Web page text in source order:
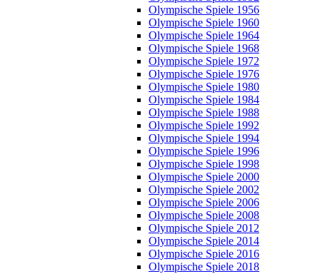
Olympische Spiele 1956
Olympische Spiele 1960
Olympische Spiele 1964
Olympische Spiele 1968
Olympische Spiele 1972
Olympische Spiele 1976
Olympische Spiele 1980
Olympische Spiele 1984
Olympische Spiele 1988
Olympische Spiele 1992
Olympische Spiele 1994
Olympische Spiele 1996
Olympische Spiele 1998
Olympische Spiele 2000
Olympische Spiele 2002
Olympische Spiele 2006
Olympische Spiele 2008
Olympische Spiele 2012
Olympische Spiele 2014
Olympische Spiele 2016
Olympische Spiele 2018